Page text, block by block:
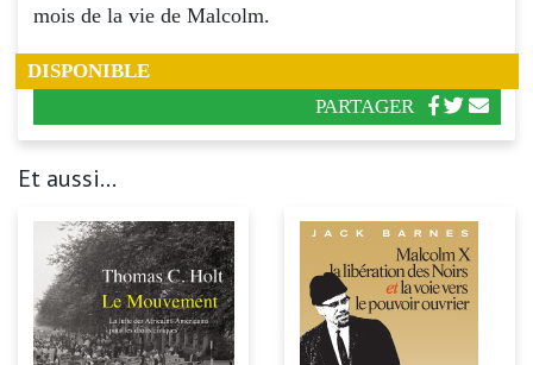
mois de la vie de Malcolm.
DISPONIBLE
PARTAGER
Et aussi...